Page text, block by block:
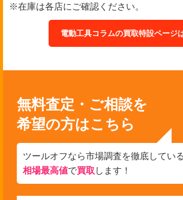
※在庫は各店にご確認ください。
電動工具コラムの買取特設ページ
無料査定・ご相談を
希望の方はこちら
ツールオフなら市場調査を徹底してい
相場最高値で買取 します！